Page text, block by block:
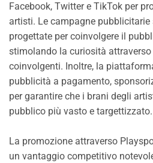
Facebook, Twitter e TikTok per
artisti. Le campagne
progettate per coinvolgere il
stimolando la curiosità
coinvolgenti. Inoltre, la
pubblicità a pagamento,
per garantire che i brani degli
pubblico più vasto e targettizzato.
La promozione attraverso
un vantaggio competitivo